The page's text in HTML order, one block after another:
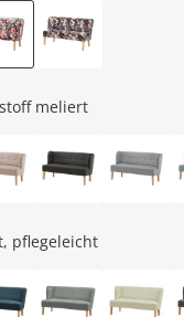
meliert
pflegeleicht